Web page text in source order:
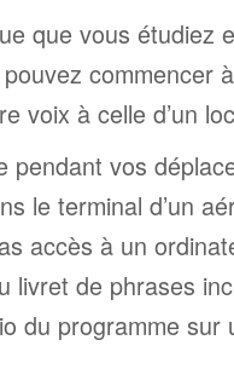
que vous étudiez
commencer
voix à celle d’un
pendant vos
le terminal d’un
accès à un
livret de phrases
du programme sur